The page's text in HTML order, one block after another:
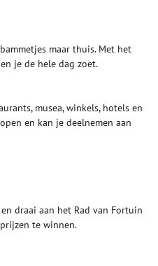
maar thuis. Met het
je de hele dag zoet.
musea, winkels, hotels en
en kan je deelnemen aan
draai aan het Rad van Fortuin
te winnen.